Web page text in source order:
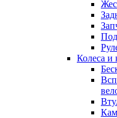
Колеса и